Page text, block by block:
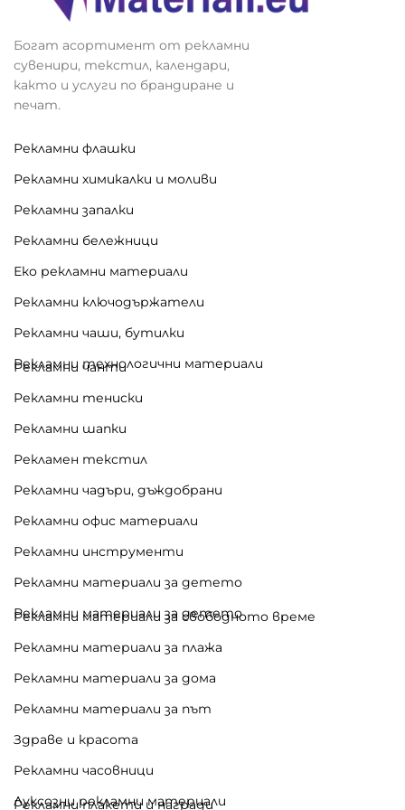
Богат асортимент от рекламни
сувенири, текстил, календари,
както и услуги по брандиране и
печат.
Рекламни флашки
Рекламни химикалки и моливи
Рекламни запалки
Рекламни бележници
Еко рекламни материали
Рекламни ключодържатели
Рекламни чаши, бутилки
Рекламни технологични материали
Рекламни чанти
Рекламни тениски
Рекламни шапки
Рекламен текстил
Рекламни чадъри, дъждобрани
Рекламни офис материали
Рекламни инструменти
Рекламни материали за детето
Рекламни материали за детето
Рекламни материали за свободното време
Рекламни материали за плажа
Рекламни материали за дома
Рекламни материали за път
Здраве и красота
Рекламни часовници
Луксозни рекламни материали
Рекламни плакети и награди